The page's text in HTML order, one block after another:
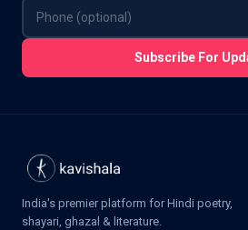
Subscribe For
India's premier platform for Hindi poetry,
shayari, ghazal & literature.